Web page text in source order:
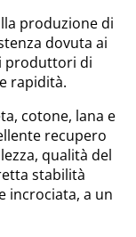
produzione di
dovuta ai
produttori di
rapidità.
cotone, lana e
recupero
qualità del
stabilità
incrociata, a un